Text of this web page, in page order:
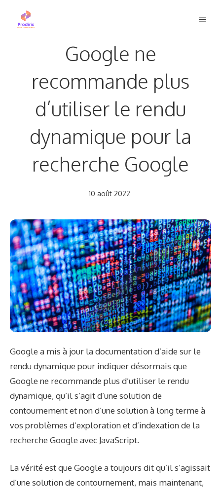
Google ne
recommande plus
d’utiliser le rendu
dynamique pour la
recherche Google
10 août 2022
Google a mis à jour la documentation d’aide sur le
rendu dynamique pour indiquer désormais que
Google ne recommande plus d’utiliser le rendu
dynamique, qu’il s’agit d’une solution de
contournement et non d’une solution à long terme à
vos problèmes d’exploration et d’indexation de la
recherche Google avec JavaScript.
La vérité est que Google a toujours dit qu’il s’agissait
d’une solution de contournement, mais maintenant,